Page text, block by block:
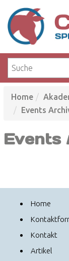
Home
Events
Events
Home
Kontakt
Artikel